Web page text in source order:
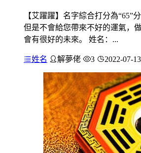
【艾躍躍】名字綜合打分為“65”
但是不會給您帶來不好的運氣，
會有很好的未來。 姓名：...
姓名 解夢佬 3 2022-07-13